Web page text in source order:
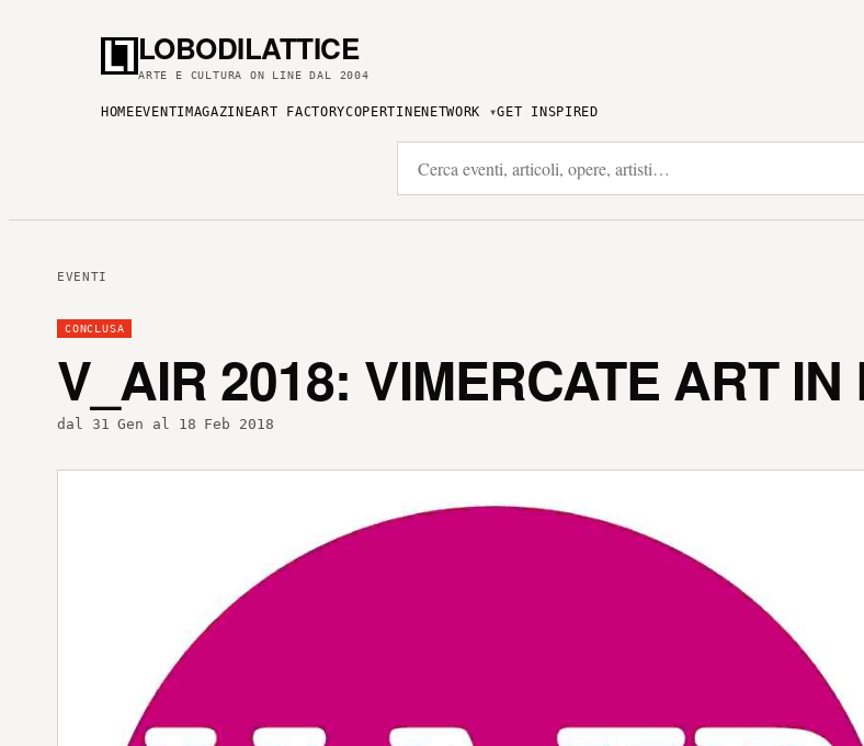
LOBODILATTICE
ARTE E CULTURA ON LINE DAL 2004
HOME EVENTI MAGAZINEART FACTORYCOPERTINENETWORK GET INSPIRED
EVENTI
CONCLUSA
V_AIR 2018: VIMERCATE ART IN
dal 31 Gen al 18 Feb 2018